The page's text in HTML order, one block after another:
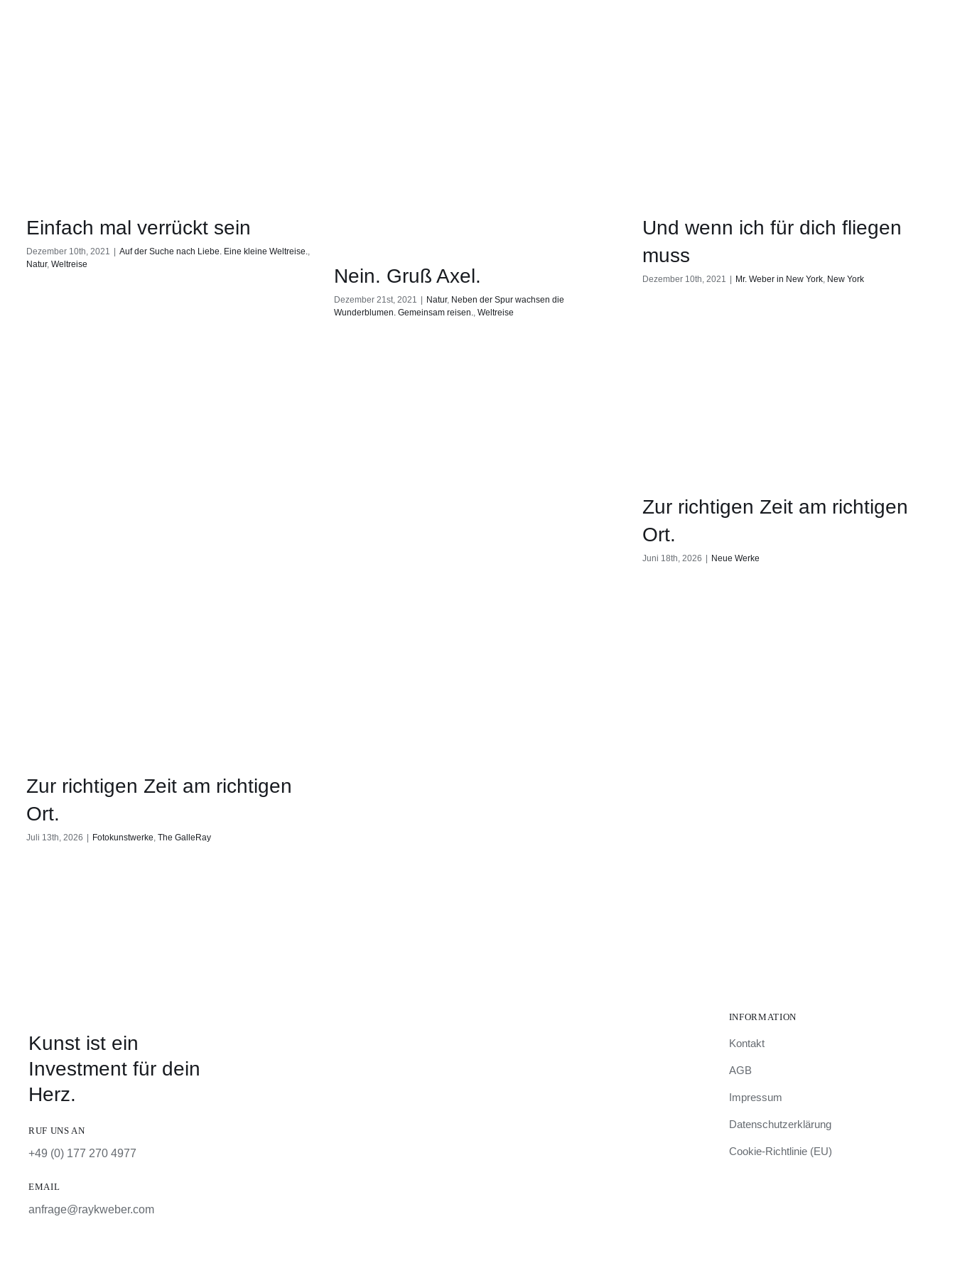
Einfach mal verrückt sein
Dezember 10th, 2021 Auf der Suche nach Liebe. Eine kleine Weltreise.,
Natur, Weltreise
Nein. Gruß Axel.
Dezember 21st, 2021 | Natur, Neben der Spur wachsen die
Wunderblumen. Gemeinsam reisen.
,Weltreise
Und wenn ich für dich fliegen
muss
Dezember 10th, 2021 Mr. Weber in New York, New York
Zur richtigen Zeit am richtigen
Ort.
Juni 18th, 2026 Neue Werke
Zur richtigen Zeit am richtigen
Ort.
Juli 13th, 2026 | Fotokunstwerke The GalleRay
Kunst ist ein
Investment für dein
Herz.
RUF UNS AN
+49 (0) 177 270 4977
EMAIL
anfrage@raykweber.com
INFORMATION
Kontakt
AGB
Impressum
Datenschutzerklärung
Cookie-Richtlinie (EU)